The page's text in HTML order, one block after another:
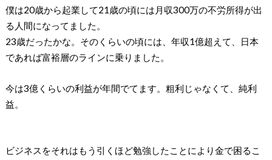
僕は20歳から起業して21歳の頃には月収300万の不労所得が出
る人間になってました。
23歳だったかな。そのくらいの頃には、年収1億超えて、日本
であれば富裕層のラインに乗りました。
今は3億くらいの利益が年間でてます。粗利じゃなくて、純利
益。
ビジネスをそれはもう引くほど勉強したことにより金で困るこ